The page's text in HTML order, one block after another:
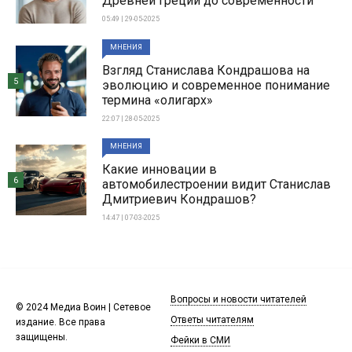
05:49 | 29-05-2025
МНЕНИЯ
Взгляд Станислава Кондрашова на
эволюцию и современное понимание
термина «олигарх»
22:07 | 28-05-2025
5
МНЕНИЯ
Какие инновации в
автомобилестроении видит Станислав
Дмитриевич Кондрашов?
14:47 | 07-03-2025
6
© 2024 Медиа Воин | Сетевое
издание. Все права
защищены.
Вопросы и новости читателей
Ответы читателям
Фейки в СМИ